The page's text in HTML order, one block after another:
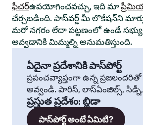
ఫీచర్ఉపయోగించవచ్చు, ఇది మా
చేర్చబడింది. పాస్‌వర్డ్ మీ లొకేషన్‌ని
మరో నగరం లేదా పట్టణంలో ఉండే
అవ్వడానికి మిమ్మల్ని అనుమతిస్తుంది.
ఏదైనా ప్రదేశానికి పాస్‌పోర్ట్
ప్రపంచవ్యాప్తంగా ఉన్న
అవ్వండి. పారిస్, లాస్‌ఏంజిల్స్, సిడ్నీ,
ప్రస్తుత ప్రదేశం: బ్లిడా
పాస్‌పోర్ట్ అంటే ఏమిటి?